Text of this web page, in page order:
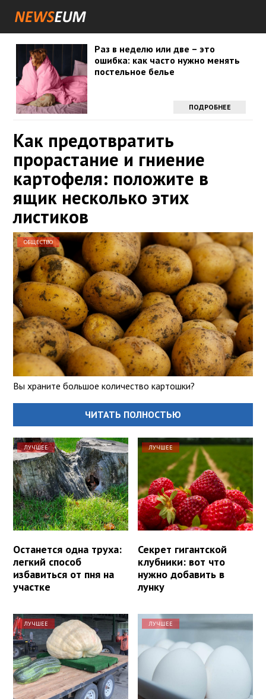
Раз в неделю или две – это
ошибка: как часто нужно менять
постельное белье
ПОДРОБНЕЕ
Как предотвратить
прорастание и гниение
картофеля: положите в
ящик несколько этих
листиков
ОБЩЕСТВО
Вы храните большое количество картошки?
ЧИТАТЬ ПОЛНОСТЬЮ
ЛУЧШЕЕ
Останется одна труха:
легкий способ
избавиться от пня на
участке
ЛУЧШЕЕ
Секрет гигантской
клубники: вот что
нужно добавить в
лунку
ЛУЧШЕЕ ЛУЧШЕЕ